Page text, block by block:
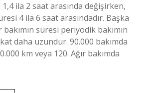
1,4 ila 2 saat arasında değişirken,
4 ila 6 saat arasındadır. Başka
bakımın süresi periyodik bakımın
daha uzundur. 90.000 bakımda
km veya 120. Ağır bakımda